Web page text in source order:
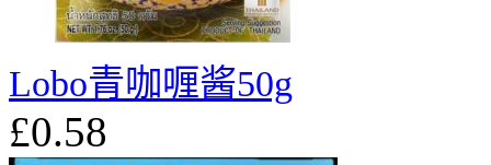
Lobo青咖喱酱50g
£0.58